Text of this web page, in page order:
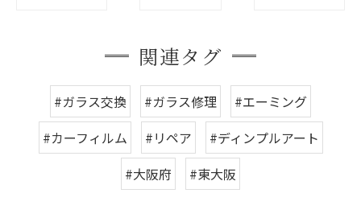
関連タグ
#ガラス交換 #ガラス修理
#エーミング
#カーフィルム
#リペア
#ディンプルアート
#大阪府
#東大阪